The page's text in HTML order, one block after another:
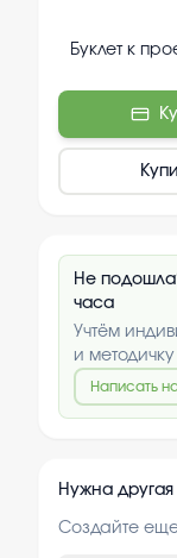
Буклет к
Не
часа
Учтём
и
Написать
Нужна
Создайте